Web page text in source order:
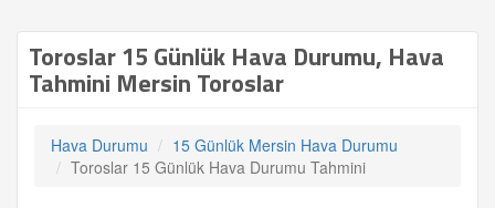
Toroslar 15 Günlük Hava Durumu, Hava
Tahmini Mersin Toroslar
Hava Durumu
15 Günlük Mersin Hava Durumu
Toroslar 15 Günlük Hava Durumu Tahmini